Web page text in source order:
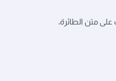
متن الطائرة،